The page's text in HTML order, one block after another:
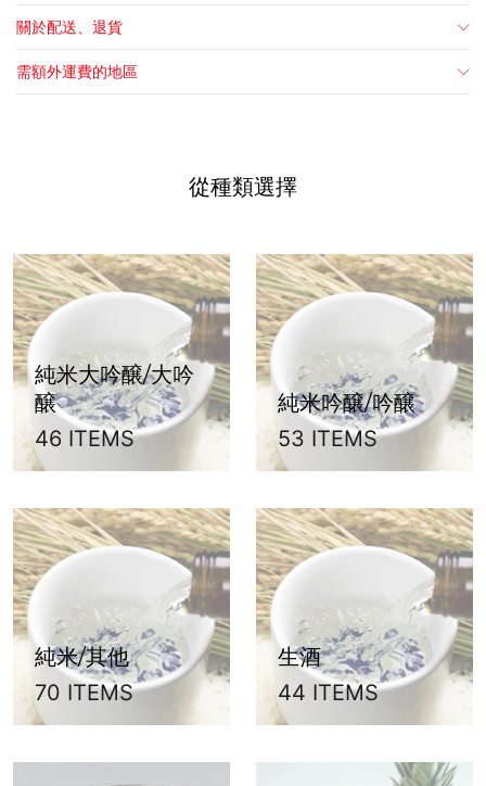
關於配送、退貨
需額外運費的地區
從種類選擇
純米大吟醸/大吟
醸
46 ITEMS
純米吟醸/吟醸
53 ITEMS
純米/其他
70 ITEMS
生酒
44 ITEMS